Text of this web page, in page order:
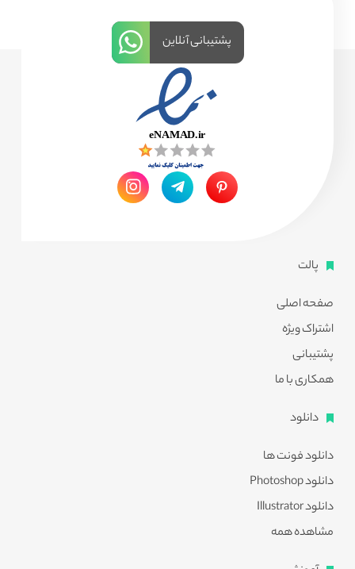
پالت
صفحه اصلی
اشتراک ویژه
پشتیبانی
همکاری با ما
دانلود
دانلود فونت ها
دانلود Photoshop
دانلود Illustrator
مشاهده همه
پشتیبانی آنلاین